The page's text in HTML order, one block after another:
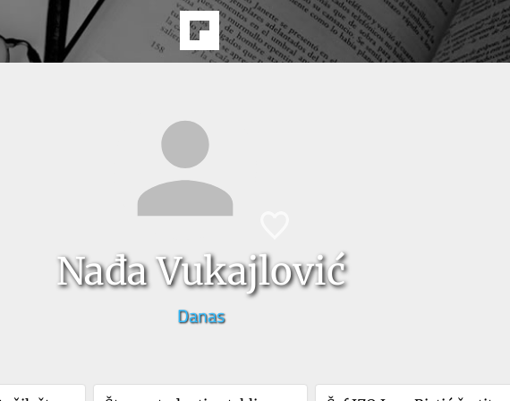
Nađa Vukajlović
Danas